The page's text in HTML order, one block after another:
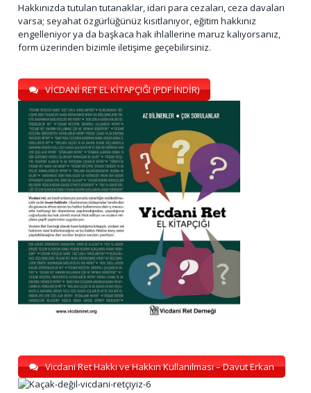
Hakkınızda tutulan tutanaklar, idari para cezaları, ceza davaları
varsa; seyahat özgürlüğünüz kısıtlanıyor, eğitim hakkınız
engelleniyor ya da başkaca hak ihlallerine maruz kalıyorsanız,
form üzerinden bizimle iletişime geçebilirsiniz.
VİCDANİ RET EL KİTAPÇIĞI (PDF İNDİR)
Vicdani Ret Hakkı ve Hakkın Kullanılması – Davut Erkan